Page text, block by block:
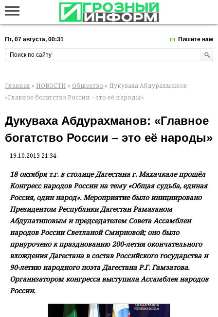
Пт, 07 августа, 00:31 Пишите нам
Главная » НОВОСТИ » Общество » Дукуваха Абдурахманов:
«Главное богатство России – это её народы»
Дукуваха Абдурахманов: «Главное
богатство России – это её народы»
19.10.2013 21:34
18 октября т.г. в столице Дагестана г. Махачкале прошёл
Конгресс народов России на тему «Общая судьба, единая
Россия, один народ». Мероприятие было инициировано
Президентом Республики Дагестан Рамазаном
Абдулатиповым и председателем Совета Ассамблеи
народов России Светланой Смирновой; оно было
приурочено к празднованию 200-летия окончательного
вхождения Дагестана в состав Российского государства и
90-летию народного поэта Дагестана Р.Г. Гамзатова.
Организатором конгресса выступила Ассамблея народов
России.